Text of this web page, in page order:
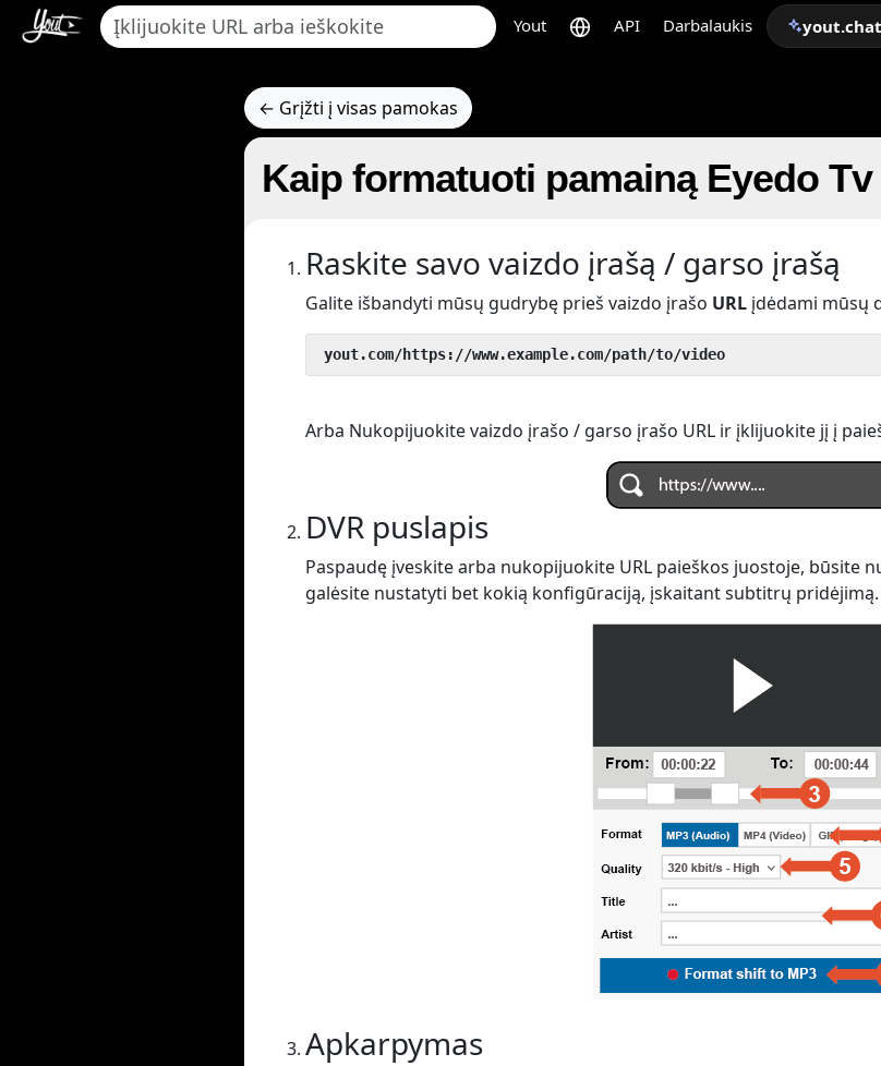
Yout API Darbalaukis yout.chat
← Grįžti į visas pamokas
Kaip formatuoti pamainą Eyedo Tv
Raskite savo vaizdo įrašą / garso įrašą
Galite išbandyti mūsų gudrybę prieš vaizdo įrašo URL įdėdami mūsų
yout.com/https://www.example.com/path/to/video
Arba Nukopijuokite vaizdo įrašo / garso įrašo URL ir įklijuokite jį į
DVR puslapis
Paspaudę įveskite arba nukopijuokite URL paieškos juostoje, būsite
galėsite nustatyti bet kokią konfigūraciją, įskaitant subtitrų pridėjimą.
Apkarpymas